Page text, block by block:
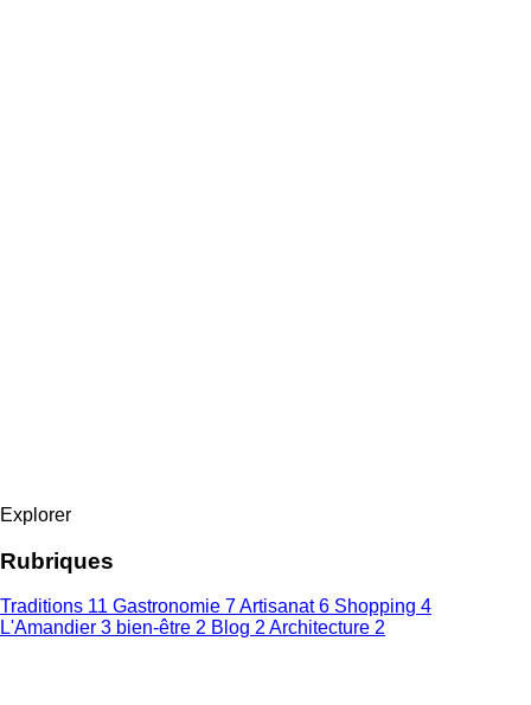
Explorer
Rubriques
Traditions 11 Gastronomie 7Artisanat6 Shopping 4
L'Amandier 3 bien-être 2 Blog 2Architecture 2